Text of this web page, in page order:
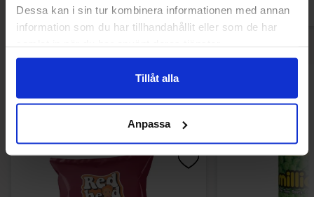
Dessa kan i sin tur kombinera informationen med annan
information som du har tillhandahållit eller som de har
Tillåt alla
Anpassa
Andra gillade